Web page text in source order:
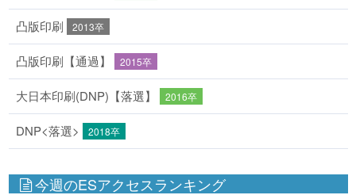
凸版印刷 2013卒
凸版印刷【通過】 2015卒
大日本印刷(DNP)【落選】 2016卒
DNP<落選> 2018卒
今週のESアクセスランキング